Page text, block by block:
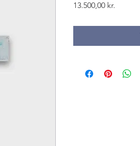
13.500,00 kr.